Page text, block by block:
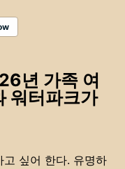
년 가족 여
워터파크가
싶어 한다. 유명하